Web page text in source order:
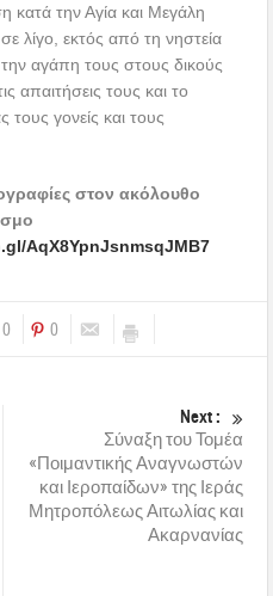
κατά την Αγία και Μεγάλη
λίγο, εκτός από τη νηστεία
αγάπη τους στους δικούς
απαιτήσεις τους και το
τους γονείς και τους
στον ακόλουθο
AqX8YpnJsnmsqJMB7
0 0
Next :
Σύναξη του Τομέα
«Ποιμαντικής Αναγνωστών
και Ιεροπαίδων» της Ιεράς
Μητροπόλεως Αιτωλίας και
Ακαρνανίας